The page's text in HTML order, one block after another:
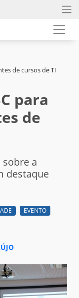
de cursos de TI
para
de
a
destaque
EVENTO